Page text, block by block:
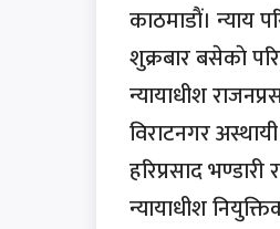
काठमाडाैं। न्याय
शुक्रबार बसेकाे
न्यायाधीश
विराटनगर
हरिप्रसाद
न्यायाधीश